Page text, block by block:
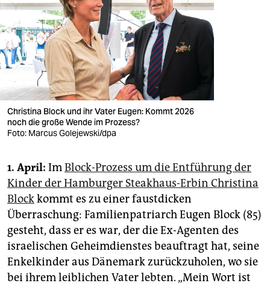
Christina Block und ihr Vater Eugen: Kommt 2026
noch die große Wende im Prozess?
Foto: Marcus Golejewski/dpa
1. April: ImBlock-Prozess um die Entführung der
Kinder der Hamburger Steakhaus-Erbin Christina
Blockkommt es zu einer faustdicken
Überraschung: Familienpatriarch Eugen Block (85)
gesteht, dass er es war, der die Ex-Agenten des
israelischen Geheimdienstes beauftragt hat, seine
Enkelkinder aus Dänemark zurückzuholen, wo sie
bei ihrem leiblichen Vater lebten. „Mein Wort ist